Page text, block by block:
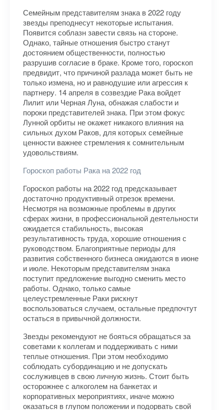
Семейным представителям знака в 2022 году
звезды преподнесут некоторые испытания.
Появится соблазн завести связь на стороне.
Однако, тайные отношения быстро станут
достоянием общественности, полностью
разрушив согласие в браке. Кроме того, гороскоп
предвидит, что причиной разлада может быть не
только измена, но и равнодушие или агрессия к
партнеру. 14 апреля в созвездие Рака войдет
Лилит или Черная Луна, обнажая слабости и
пороки представителей знака. При этом фокус
Лунной орбиты не окажет никакого влияния на
сильных духом Раков, для которых семейные
ценности важнее стремления к сомнительным
удовольствиям.
Гороскоп работы Рака на 2022 год
Гороскоп работы на 2022 год предсказывает
достаточно продуктивный отрезок времени.
Несмотря на возможные проблемы в других
сферах жизни, в профессиональной деятельности
ожидается стабильность, высокая
результативность труда, хорошие отношения с
руководством. Благоприятные периоды для
развития собственного бизнеса ожидаются в июне
и июле. Некоторым представителям знака
поступит предложение выгодно сменить место
работы. Однако, только самые
целеустремленные Раки рискнут
воспользоваться случаем, остальные предпочтут
остаться в привычной должности.
Звезды рекомендуют не бояться обращаться за
советами к коллегам и поддерживать с ними
теплые отношения. При этом необходимо
соблюдать субординацию и не допускать
сослуживцев в свою личную жизнь. Стоит быть
осторожнее с алкоголем на банкетах и
корпоративных мероприятиях, иначе можно
оказаться в глупом положении и подорвать свой